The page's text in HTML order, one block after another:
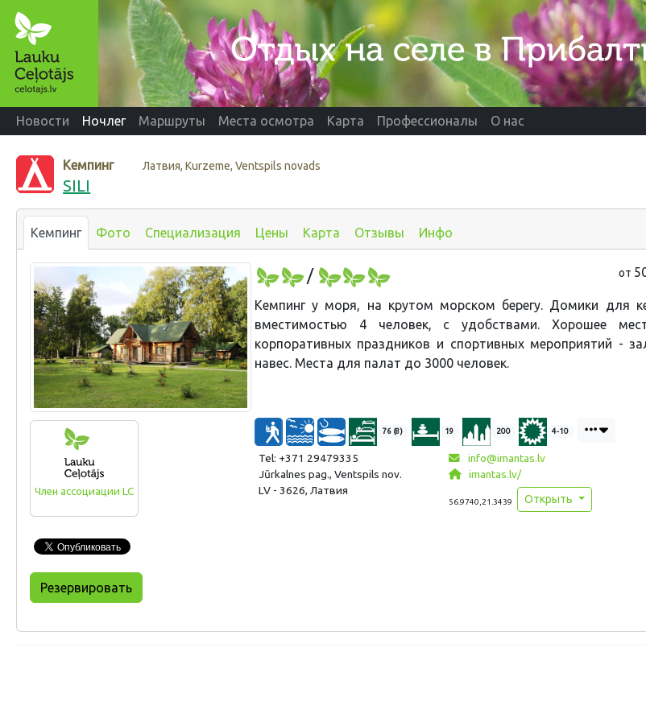
Новости Ночлег Маршруты Места осмотра Карта Профессионалы О нас
Кемпинг Латвия, Kurzeme, Ventspils novads
SILI
Кемпинг Фото Специализация Цены Карта Отзывы Инфо
Член ассоциации LC
от
/
Кемпинг у моря, на крутом морском берегу. Домики для
вместимостью 4 человек, с удобствами. Хорошее
корпоративных праздников и спортивных мероприятий -
навес. Места для палат до 3000 человек.
76 (8) 19 200 4-10
Tel: +371 29479335
Jūrkalnes pag., Ventspils nov.
LV - 3626, Латвия
info@imantas.lv
imantas.lv/
56.9740,21.3439 Открыть
Резервировать